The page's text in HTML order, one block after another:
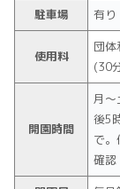
駐車場
有り
使用料
団
(30
開園時間
月
後5
で
確認